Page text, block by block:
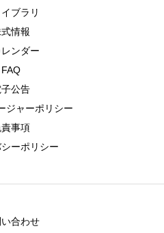
ブラリ
情報
ンダー
FAQ
子公告
ジャーポリシー
事項
ーポリシー
合わせ